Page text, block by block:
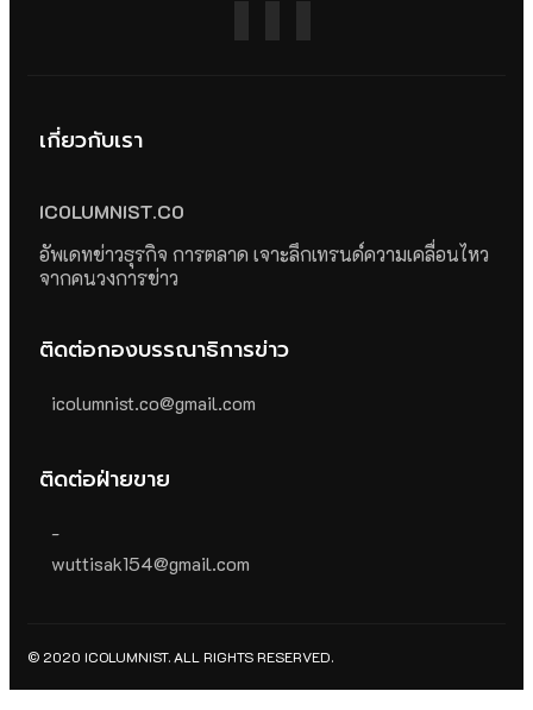
เกี่ยวกับเรา
ICOLUMNIST.CO
อัพเดทข่าวธุรกิจ การตลาด เจาะลึกเทรนด์ความเคลื่อนไหว
จากคนวงการข่าว
ติดต่อกองบรรณาธิการข่าว
icolumnist.co@gmail.com
ติดต่อฝ่ายขาย
-
wuttisak154@gmail.com
© 2020 ICOLUMNIST. ALL RIGHTS RESERVED.